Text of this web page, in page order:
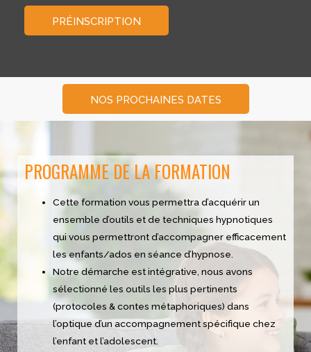
PRÉINSCRIPTION
NOS PROCHAINES DATES
PROGRAMME DE LA FORMATION
Cette formation vous permettra d’acquérir un
ensemble d’outils et de techniques hypnotiques
qui vous permettront d’accompagner efficacement
les enfants/ados en séance d’hypnose.
Notre démarche est intégrative, nous avons
sélectionné les outils les plus pertinents
(protocoles & contes métaphoriques) dans
l’optique d’un accompagnement spécifique chez
l’enfant et l’adolescent.